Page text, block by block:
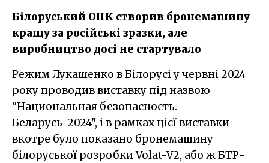
Білоруський ОПК створив бронемашину
кращу за російські зразки, але
виробництво досі не стартувало
Режим Лукашенко в Білорусі у червні 2024
року проводив виставку під назвою
"Национальная безопасность.
Беларусь-2024", і в рамках цієї виставки
вкотре було показано бронемашину
білоруської розробки Volat-V2, або ж БТР-